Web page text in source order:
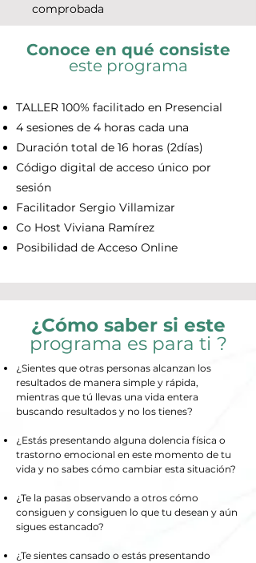
comprobada
Conoce en qué consiste
este programa
TALLER 100% facilitado en Presencial
4 sesiones de 4 horas cada una
Duración total de 16 horas (2días)
Código digital de acceso único por
sesión
Facilitador Sergio Villamizar
Co Host Viviana Ramírez
Posibilidad de Acceso Online
¿Cómo saber si este
programa es para ti ?
¿Sientes que otras personas alcanzan los
resultados de manera simple y rápida,
mientras que tú llevas una vida entera
buscando resultados y no los tienes?
¿Estás presentando alguna dolencia física o
trastorno emocional en este momento de tu
vida y no sabes cómo cambiar esta situación?
¿Te la pasas observando a otros cómo
consiguen y consiguen lo que tu desean y aún
sigues estancado?
¿Te sientes cansado o estás presentando